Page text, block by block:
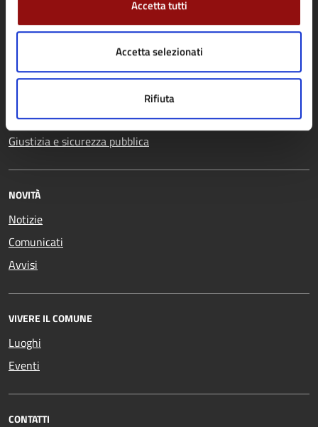
Accetta tutti
Accetta selezionati
Rifiuta
Appalti pubblici
Catasto e urbanistica
Educazione e formazione
Giustizia e sicurezza pubblica
Salute, benessere e
assistenza
Tributi, finanze e
contravvenzioni
Turismo
Vita lavorativa
NOVITÀ
Notizie
Comunicati
Avvisi
VIVERE IL COMUNE
Luoghi
Eventi
CONTATTI